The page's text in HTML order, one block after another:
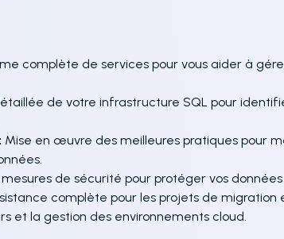
complète de services pour vous aider à
de votre infrastructure SQL pour
Mise en œuvre des meilleures pratiques pour
de sécurité pour protéger vos données
complète pour les projets de
et la gestion des environnements cloud.